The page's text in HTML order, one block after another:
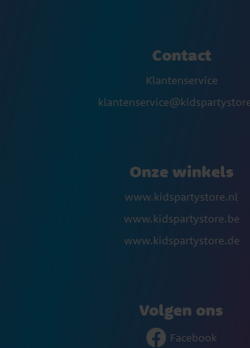
Contact
Klantenservice
Onze winkels
www.kidspartystore.nl
www.kidspartystore.be
www.kidspartystore.de
Volgen ons
Facebook